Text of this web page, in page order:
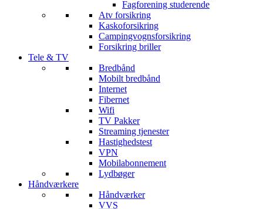
Fagforening studerende
Atv forsikring
Kaskoforsikring
Campingvognsforsikring
Forsikring briller
Tele & TV
Bredbånd
Mobilt bredbånd
Internet
Fibernet
Wifi
TV Pakker
Streaming tjenester
Hastighedstest
VPN
Mobilabonnement
Lydbøger
Håndværkere
Håndværker
VVS